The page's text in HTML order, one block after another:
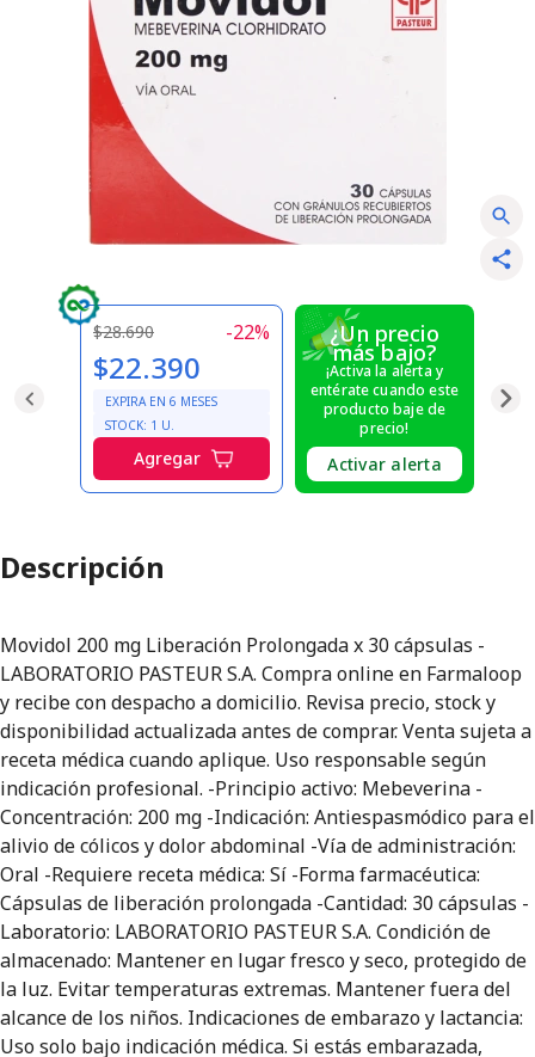
$28.690 -22%
$22.390
EXPIRA EN 6 MESES
STOCK: 1 U.
Agregar
¿Un precio
más bajo?
¡Activa la alerta y
entérate cuando este
producto baje de
precio!
Activar alerta
Descripción
Movidol 200 mg Liberación Prolongada x 30 cápsulas -
LABORATORIO PASTEUR S.A. Compra online en Farmaloop
y recibe con despacho a domicilio. Revisa precio, stock y
disponibilidad actualizada antes de comprar. Venta sujeta a
receta médica cuando aplique. Uso responsable según
indicación profesional. -Principio activo: Mebeverina -
Concentración: 200 mg -Indicación: Antiespasmódico para el
alivio de cólicos y dolor abdominal -Vía de administración:
Oral -Requiere receta médica: Sí -Forma farmacéutica:
Cápsulas de liberación prolongada -Cantidad: 30 cápsulas -
Laboratorio: LABORATORIO PASTEUR S.A. Condición de
almacenado: Mantener en lugar fresco y seco, protegido de
la luz. Evitar temperaturas extremas. Mantener fuera del
alcance de los niños. Indicaciones de embarazo y lactancia:
Uso solo bajo indicación médica. Si estás embarazada,